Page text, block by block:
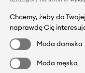
Chcemy, żeby do
naprawdę Cię
Moda damska
Moda męska